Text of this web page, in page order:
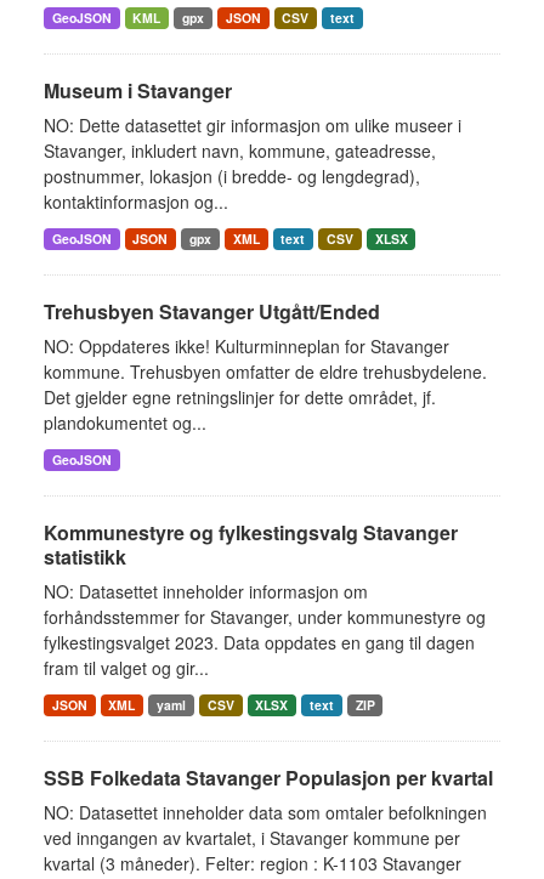
GeoJSON KML gpx JSON CSV text
Museum i Stavanger
NO: Dette datasettet gir informasjon om ulike museer i
Stavanger, inkludert navn, kommune, gateadresse,
postnummer, lokasjon (i bredde- og lengdegrad),
kontaktinformasjon og...
GeoJSON JSON gpx XML text CSV XLSX
Trehusbyen Stavanger Utgått/Ended
NO: Oppdateres ikke! Kulturminneplan for Stavanger
kommune. Trehusbyen omfatter de eldre trehusbydelene.
Det gjelder egne retningslinjer for dette området, jf.
plandokumentet og...
GeoJSON
Kommunestyre og fylkestingsvalg Stavanger
statistikk
NO: Datasettet inneholder informasjon om
forhåndsstemmer for Stavanger, under kommunestyre og
fylkestingsvalget 2023. Data oppdates en gang til dagen
fram til valget og gir...
JSON XML yaml CSV XLSX text ZIP
SSB Folkedata Stavanger Populasjon per kvartal
NO: Datasettet inneholder data som omtaler befolkningen
ved inngangen av kvartalet, i Stavanger kommune per
kvartal (3 måneder). Felter: region : K-1103 Stavanger